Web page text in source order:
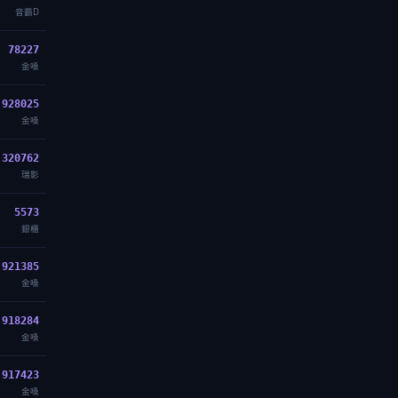
音霸D
78227
金嗓
928025
金嗓
320762
瑞影
5573
銀櫃
921385
金嗓
918284
金嗓
917423
金嗓